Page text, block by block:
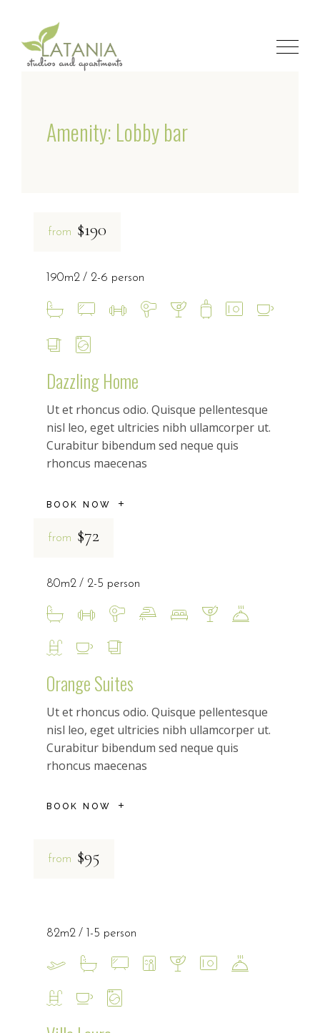
Amenity: Lobby bar
from $190
Dazzling Home
Ut et rhoncus odio. Quisque pellentesque
nisl leo, eget ultricies nibh ullamcorper ut.
Curabitur bibendum sed neque quis
rhoncus maecenas
BOOK NOW
190m2 2-6 person
from $72
Orange Suites
Ut et rhoncus odio. Quisque pellentesque
nisl leo, eget ultricies nibh ullamcorper ut.
Curabitur bibendum sed neque quis
rhoncus maecenas
BOOK NOW
80m2 2-5 person
from $95
82m2 1-5 person